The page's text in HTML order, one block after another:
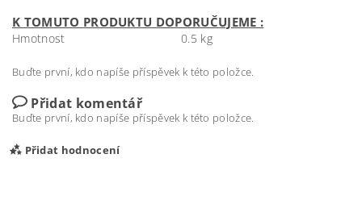
K TOMUTO PRODUKTU DOPORUČUJEME :
Hmotnost 0.5 kg
Buďte první, kdo napíše příspěvek k této položce.
Přidat komentář
Buďte první, kdo napíše příspěvek k této položce.
Přidat hodnocení